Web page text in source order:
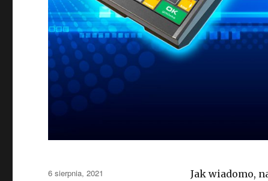
Jak wiadomo,
Opublikowano
6 sierpnia, 2021